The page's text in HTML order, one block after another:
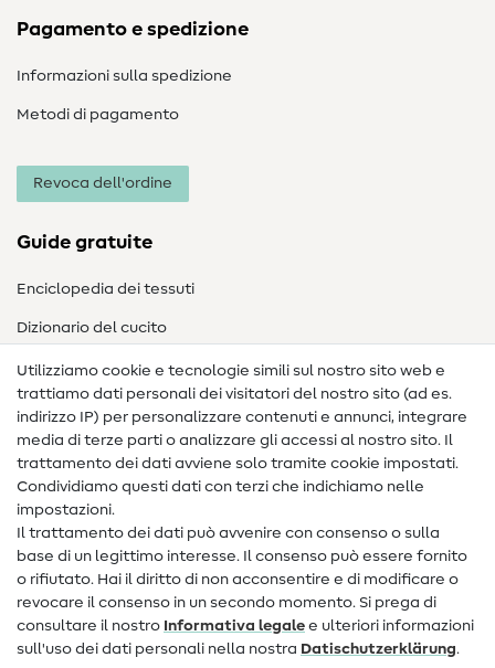
Pagamento e spedizione
Informazioni sulla spedizione
Metodi di pagamento
Revoca dell'ordine
Guide gratuite
Enciclopedia dei tessuti
Dizionario del cucito
Nähanleitungen
Assistenza e contatto
Contatto
Informazioni sul nuovo proprietario
FAQ
Diritto di recesso
Popolare
Utilizziamo cookie e tecnologie simili sul nostro sito web e
trattiamo dati personali dei visitatori del nostro sito (ad es.
indirizzo IP) per personalizzare contenuti e annunci, integrare
media di terze parti o analizzare gli accessi al nostro sito. Il
trattamento dei dati avviene solo tramite cookie impostati.
Condividiamo questi dati con terzi che indichiamo nelle
impostazioni.
Il trattamento dei dati può avvenire con consenso o sulla
base di un legittimo interesse. Il consenso può essere fornito
o rifiutato. Hai il diritto di non acconsentire e di modificare o
revocare il consenso in un secondo momento. Si prega di
consultare il nostro Informativa legale e ulteriori informazioni
sull'uso dei dati personali nella nostra Dati­schutz­erklärung.